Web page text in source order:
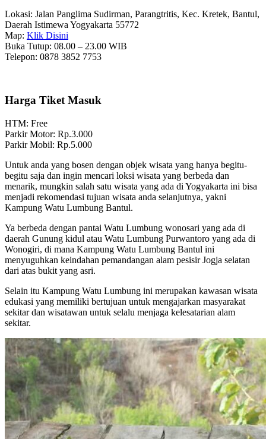
Lokasi: Jalan Panglima Sudirman, Parangtritis, Kec. Kretek, Bantul,
Daerah Istimewa Yogyakarta 55772
Map: Klik Disini
Buka Tutup: 08.00 – 23.00 WIB
Telepon: 0878 3852 7753
Harga Tiket Masuk
HTM: Free
Parkir Motor: Rp.3.000
Parkir Mobil: Rp.5.000
Untuk anda yang bosen dengan objek wisata yang hanya begitu-
begitu saja dan ingin mencari loksi wisata yang berbeda dan
menarik, mungkin salah satu wisata yang ada di Yogyakarta ini bisa
menjadi rekomendasi tujuan wisata anda selanjutnya, yakni
Kampung Watu Lumbung Bantul.
Ya berbeda dengan pantai Watu Lumbung wonosari yang ada di
daerah Gunung kidul atau Watu Lumbung Purwantoro yang ada di
Wonogiri, di mana Kampung Watu Lumbung Bantul ini
menyuguhkan keindahan pemandangan alam pesisir Jogja selatan
dari atas bukit yang asri.
Selain itu Kampung Watu Lumbung ini merupakan kawasan wisata
edukasi yang memiliki bertujuan untuk mengajarkan masyarakat
sekitar dan wisatawan untuk selalu menjaga kelesatarian alam
sekitar.